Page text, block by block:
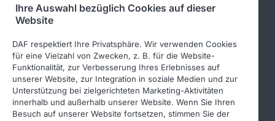
Folgen Sie uns
Ihre Auswahl bezüglich Cookies auf dieser
Website
DAF respektiert Ihre Privatsphäre. Wir verwenden Cookies
für eine Vielzahl von Zwecken, z. B. für die Website-
Funktionalität, zur Verbesserung Ihres Erlebnisses auf
unserer Website, zur Integration in soziale Medien und zur
Unterstützung bei zielgerichteten Marketing-Aktivitäten
innerhalb und außerhalb unserer Website. Wenn Sie Ihren
Besuch auf unserer Website fortsetzen, stimmen Sie der